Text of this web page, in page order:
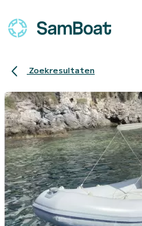
Zoekresultaten